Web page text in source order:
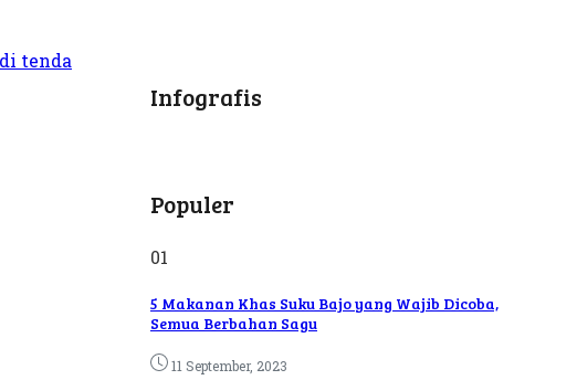
Infografis
Populer
01
5 Makanan Khas Suku Bajo yang Wajib Dicoba,
Semua Berbahan Sagu
11 September, 2023